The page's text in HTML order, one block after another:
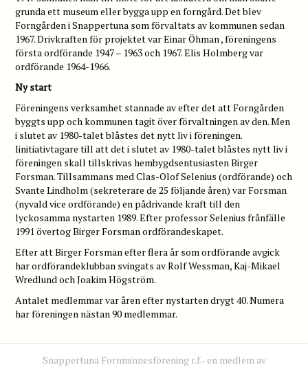
grunda ett museum eller bygga upp en forngård. Det blev
Forngården i Snappertuna som förvaltats av kommunen sedan
1967. Drivkraften för projektet var Einar Öhman , föreningens
första ordförande 1947 – 1963 och 1967. Elis Holmberg var
ordförande 1964-1966.
Ny start
Föreningens verksamhet stannade av efter det att Forngården
byggts upp och kommunen tagit över förvaltningen av den. Men
i slutet av 1980-talet blåstes det nytt liv i föreningen.
Iinitiativtagare till att det i slutet av 1980-talet blåstes nytt liv i
föreningen skall tillskrivas hembygdsentusiasten Birger
Forsman. Tillsammans med Clas-Olof Selenius (ordförande) och
Svante Lindholm (sekreterare de 25 följande åren) var Forsman
(nyvald vice ordförande) en pådrivande kraft till den
lyckosamma nystarten 1989. Efter professor Selenius frånfälle
1991 övertog Birger Forsman ordförandeskapet.
Efter att Birger Forsman efter flera år som ordförande avgick
har ordförandeklubban svingats av Rolf Wessman, Kaj-Mikael
Wredlund och Joakim Högström.
Antalet medlemmar var åren efter nystarten drygt 40. Numera
har föreningen nästan 90 medlemmar.
Snappertuna Fornminnesförening r.f.- en medlem av